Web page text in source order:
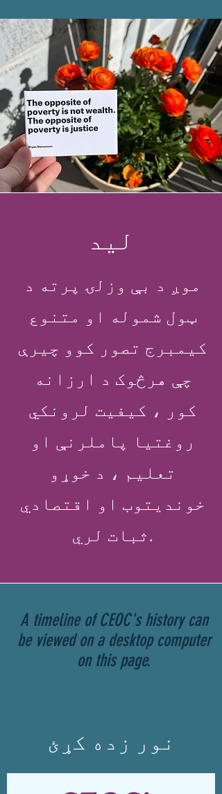
لید
موږ د بې وزلۍ پرته د
ټول شموله او متنوع
کیمبرج تصور کوو چیرې
چې هرڅوک د ارزانه
کور ، کیفیت لرونکي
روغتیا پاملرنې او
تعلیم ، د خوړو
خوندیتوب او اقتصادي
ثبات لري.
A timeline of CEOC's history can
be viewed on a desktop computer
on this page.
نور زده کړئ